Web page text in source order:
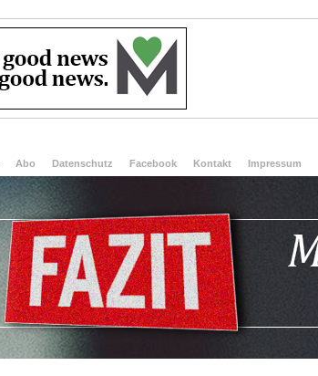
Abo Datenschutz Facebook Kontakt Impressum